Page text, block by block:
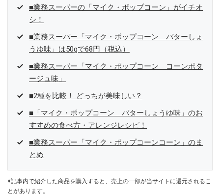
■業務スーパーの「マイク・ポップコーン」がイチオ
シ！
■業務スーパー「マイク・ポップコーン バターしょ
うゆ味」は50gで68円（税込）
■業務スーパー「マイク・ポップコーン コーンポタ
ージュ味」
■2種を比較！ どっちが美味しい？
■「マイク・ポップコーン バターしょうゆ味」のお
すすめの食べ方・アレンジレシピ！
■業務スーパー「マイク・ポップコーンコーン」のま
とめ
※記事内で紹介した商品を購入すると、売上の一部が当サイトに還元されるこ
とがあります。